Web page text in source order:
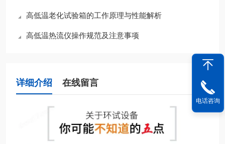
高低温老化试验箱的工作原理与性能解析
高低温热流仪操作规范及注意事项
详细介绍 在线留言
电话咨询